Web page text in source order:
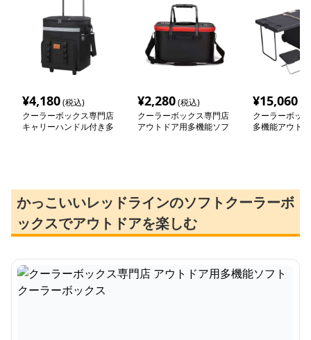
¥4,180(税込)
クーラーボックス専門店
キャリーハンドル付き多
¥2,280(税込)
クーラーボックス専門店
アウトドア用多機能ソフ
¥15,060
クーラーボッ
多機能アウト
かっこいいレッドラインのソフトクーラーボ
ックスでアウトドアを楽しむ